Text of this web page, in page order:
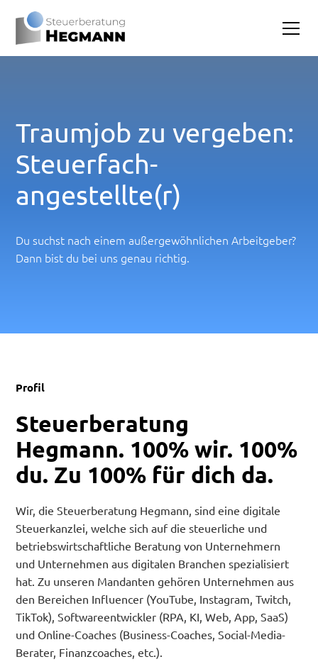
Traumjob zu vergeben:
Steuerfach-
angestellte(r)
Du suchst nach einem außergewöhnlichen Arbeitgeber?
Dann bist du bei uns genau richtig.
Profil
Steuerberatung
Hegmann. 100% wir. 100%
du. Zu 100% für dich da.
Wir, die Steuerberatung Hegmann, sind eine digitale
Steuerkanzlei, welche sich auf die steuerliche und
betriebswirtschaftliche Beratung von Unternehmern
und Unternehmen aus digitalen Branchen spezialisiert
hat. Zu unseren Mandanten gehören Unternehmen aus
den Bereichen Influencer (YouTube, Instagram, Twitch,
TikTok), Softwareentwickler (RPA, KI, Web, App, SaaS)
und Online-Coaches (Business-Coaches, Social-Media-
Berater, Finanzcoaches, etc.).